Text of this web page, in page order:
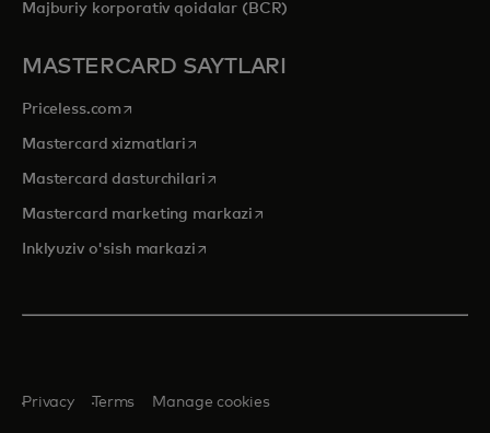
Majburiy korporativ qoidalar (BCR)
MASTERCARD SAYTLARI
Priceless.com opens in a new tab
Mastercard xizmatlari opens in a new tab
Mastercard dasturchilariopens in a new tab
Mastercard marketing markazi opens in a new tab
Inklyuziv o'sish markaziopens in a new tab
Privacy Terms Manage cookies